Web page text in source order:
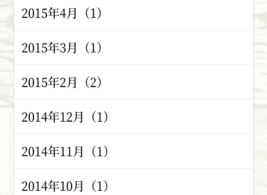
2015年4月（1）
2015年3月（1）
2015年2月（2）
2014年12月（1）
2014年11月（1）
2014年10月（1）